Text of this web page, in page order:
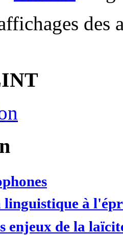
des
à
enjeux de la